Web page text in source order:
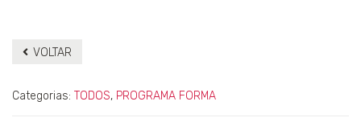
VOLTAR
Categorias: TODOS, PROGRAMA FORMA